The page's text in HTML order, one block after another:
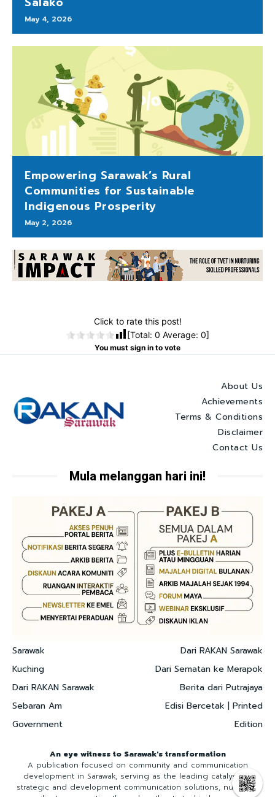
May 4, 2026
Empowering Sarawak’s Rural
Communities for Sustainable
Indigenous Prosperity
May 2, 2026
Click to rate this post!
[Total: 0 Average: 0]
You must sign in to vote
About Us
Achievements
Terms & Conditions
Disclaimer
Contact Us
Mula melanggan hari ini!
Sarawak
Kuching
Dari RAKAN Sarawak
Sebaran Am
Government
Dari RAKAN Sarawak
Dari Sematan ke Merapok
Berita dari Putrajaya
Edisi Bercetak | Printed
Edition
An eye witness to Sarawak's transformation
A publication focused on community and communication
development in Sarawak, serving as the leading catalyst for
strategic and development communication solutions, nurturing